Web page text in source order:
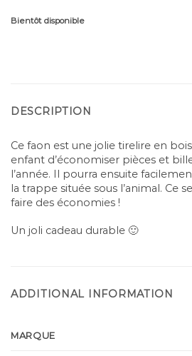
Bientôt disponible
DESCRIPTION
Ce faon est une jolie tirelire en
enfant d’économiser pièces et
l’année. Il pourra ensuite
la trappe située sous l’animal. Ce
faire des économies !
Un joli cadeau durable 🙂
ADDITIONAL INFORMATION
MARQUE